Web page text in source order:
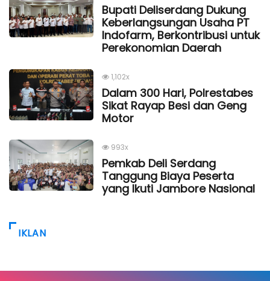
Bupati Deliserdang Dukung
Keberlangsungan Usaha PT
Indofarm, Berkontribusi untuk
Perekonomian Daerah
1,102x
Dalam 300 Hari, Polrestabes
Sikat Rayap Besi dan Geng
Motor
993x
Pemkab Deli Serdang
Tanggung Biaya Peserta
yang Ikuti Jambore Nasional
IKLAN